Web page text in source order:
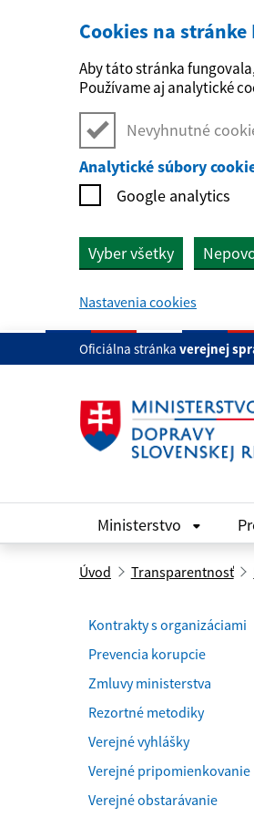
Preskočiť na hlavný obsah
Cookies na
Aby táto stránka
Používame aj analytické
Nevyhnutné
Analytické súbory
Google analytics
Vyber všetky
Nastavenia cookies
Oficiálna stránka verejnej
Ministerstvo
Úvod Transparentnosť
Kontrakty s organizáciami
Prevencia korupcie
Zmluvy ministerstva
Rezortné metodiky
Verejné vyhlášky
Verejné pripomienkovanie
Verejné obstarávanie